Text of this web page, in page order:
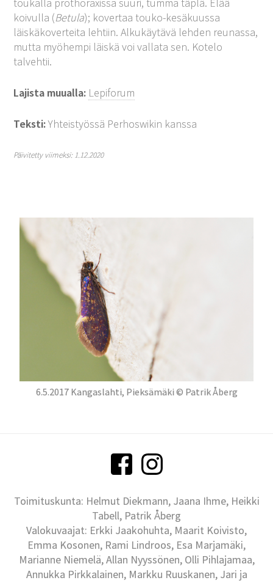
koivulla (Betula); kovertaa touko-kesäkuussa
läiskäkoverteita lehtiin. Alkukäytävä lehden reunassa,
mutta myöhempi läiskä voi vallata sen. Kotelo
talvehtii.
Lajista muualla: Lepiforum
Teksti:Yhteistyössä Perhoswikin kanssa
Päivitetty viimeksi: 1.12.2020
6.5.2017 Kangaslahti, Pieksämäki © Patrik Åberg
Toimituskunta: Helmut Diekmann, Jaana Ihme, Heikki
Tabell, Patrik Åberg
Valokuvaajat: Erkki Jaakohuhta, Maarit Koivisto,
Emma Kosonen, Rami Lindroos, Esa Marjamäki,
Marianne Niemelä, Allan Nyyssönen, Olli Pihlajamaa,
Annukka Pirkkalainen, Markku Ruuskanen, Jari ja